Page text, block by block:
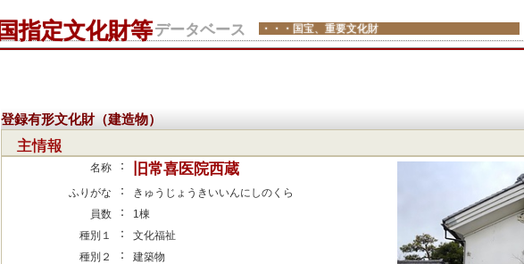
国指定文化財等データベース ・・・国宝、重要文化財
登録有形文化財（建造物）
主情報
名称 ： 旧常喜医院西蔵
ふりがな ：
きゅうじょうきいいんにしのくら
員数
：
1棟
種別１
：
文化福祉
種別２
：
建築物